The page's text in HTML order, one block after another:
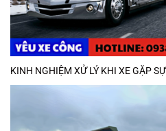
KINH NGHIỆM XỬ LÝ KHI XE GẶP